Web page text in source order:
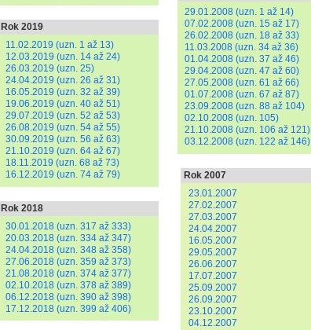
Rok 2019
11.02.2019 (uzn. 1 až 13)
12.03.2019 (uzn. 14 až 24)
26.03.2019 (uzn. 25)
24.04.2019 (uzn. 26 až 31)
16.05.2019 (uzn. 32 až 39)
19.06.2019 (uzn. 40 až 51)
29.07.2019 (uzn. 52 až 53)
26.08.2019 (uzn. 54 až 55)
30.09.2019 (uzn. 56 až 63)
21.10.2019 (uzn. 64 až 67)
18.11.2019 (uzn. 68 až 73)
16.12.2019 (uzn. 74 až 79)
Rok 2018
30.01.2018 (uzn. 317 až 333)
20.03.2018 (uzn. 334 až 347)
24.04.2018 (uzn. 348 až 358)
27.06.2018 (uzn. 359 až 373)
21.08.2018 (uzn. 374 až 377)
02.10.2018 (uzn. 378 až 389)
06.12.2018 (uzn. 390 až 398)
17.12.2018 (uzn. 399 až 406)
29.01.2008 (uzn. 1 až 14)
07.02.2008 (uzn. 15 až 17)
26.02.2008 (uzn. 18 až 33)
11.03.2008 (uzn. 34 až 36)
01.04.2008 (uzn. 37 až 46)
29.04.2008 (uzn. 47 až 60)
27.05.2008 (uzn. 61 až 66)
01.07.2008 (uzn. 67 až 87)
23.09.2008 (uzn. 88 až 104)
02.10.2008 (uzn. 105)
21.10.2008 (uzn. 106 až 121)
03.12.2008 (uzn. 122 až 146)
Rok 2007
23.01.2007
27.02.2007
27.03.2007
24.04.2007
16.05.2007
29.05.2007
26.06.2007
17.07.2007
25.09.2007
26.09.2007
23.10.2007
04.12.2007